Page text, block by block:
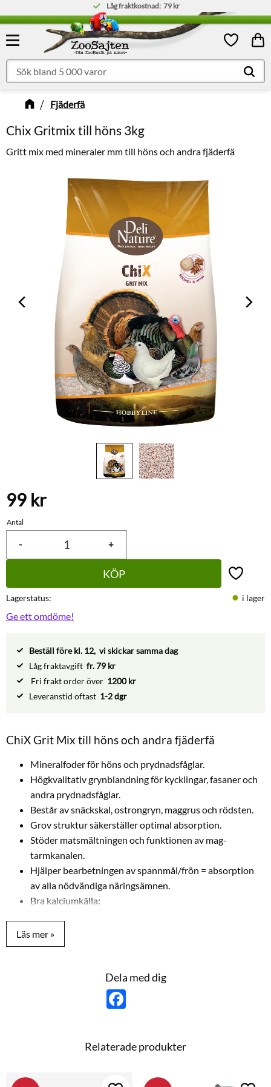
Meny
Låg fraktkostnad: 79 kr
Favoriter
Fjäderfä
Chix Gritmix till höns 3kg
Gritt mix med mineraler mm till höns och andra fjäderfä
99 kr
Antal
+
-
KÖP Lägg till
Lagerstatus i lager
Ge ett omdöme!
Beställ före kl. 12, vi skickar samma dag
Låg fraktavgift fr. 79 kr
Fri frakt order över 1200 kr
Leveranstid oftast 1-2 dgr
ChiX Grit Mix till höns och andra fjäderfä
Mineralfoder för höns och prydnadsfåglar.
Högkvalitativ grynblandning för kycklingar, fasaner och
andra prydnadsfåglar.
Består av snäckskal, ostrongryn, maggrus och rödsten.
Grov struktur säkerställer optimal absorption.
Stöder matsmältningen och funktionen av mag-
tarmkanalen.
Hjälper bearbetningen av spannmål/frön = absorption
av alla nödvändiga näringsämnen.
Bra kalciumkälla:
Bruksanvisning: gör tillgänglig dagligen och fritt.
Dela med dig
F
o
o
Relaterade produkter